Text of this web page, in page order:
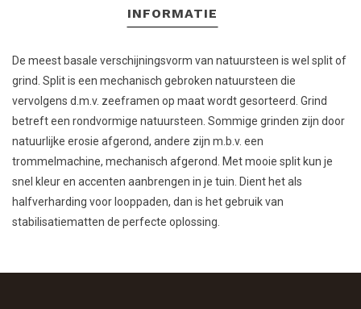
INFORMATIE
De meest basale verschijningsvorm van natuursteen is wel split of
grind. Split is een mechanisch gebroken natuursteen die
vervolgens d.m.v. zeeframen op maat wordt gesorteerd. Grind
betreft een rondvormige natuursteen. Sommige grinden zijn door
natuurlijke erosie afgerond, andere zijn m.b.v. een
trommelmachine, mechanisch afgerond. Met mooie split kun je
snel kleur en accenten aanbrengen in je tuin. Dient het als
halfverharding voor looppaden, dan is het gebruik van
stabilisatiematten de perfecte oplossing.